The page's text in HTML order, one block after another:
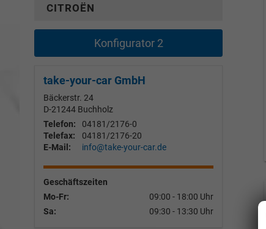
CITROËN
Konfigurator 2
take-your-car GmbH
Bäckerstr. 24
D-21244 Buchholz
Telefon:
04181/2176-0
Telefax:
04181/2176-20
E-Mail:
info@take-your-car.de
Geschäftszeiten
Mo-Fr:
09:00 - 18:00 Uhr
Sa:
09:30 - 13:30 Uhr